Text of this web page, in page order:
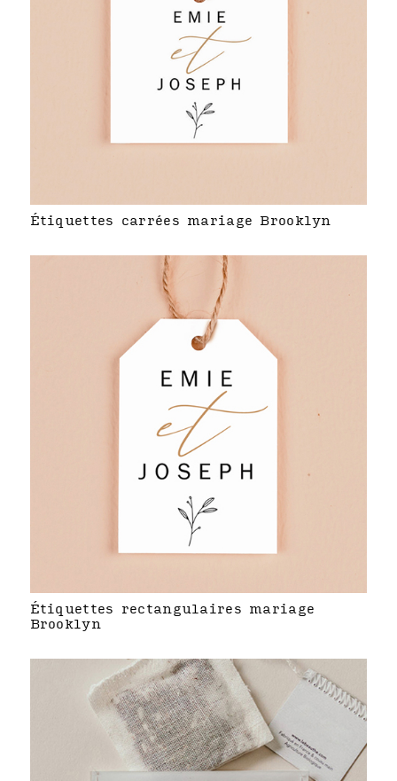
Étiquettes carrées mariage Brooklyn
Étiquettes rectangulaires mariage
Brooklyn